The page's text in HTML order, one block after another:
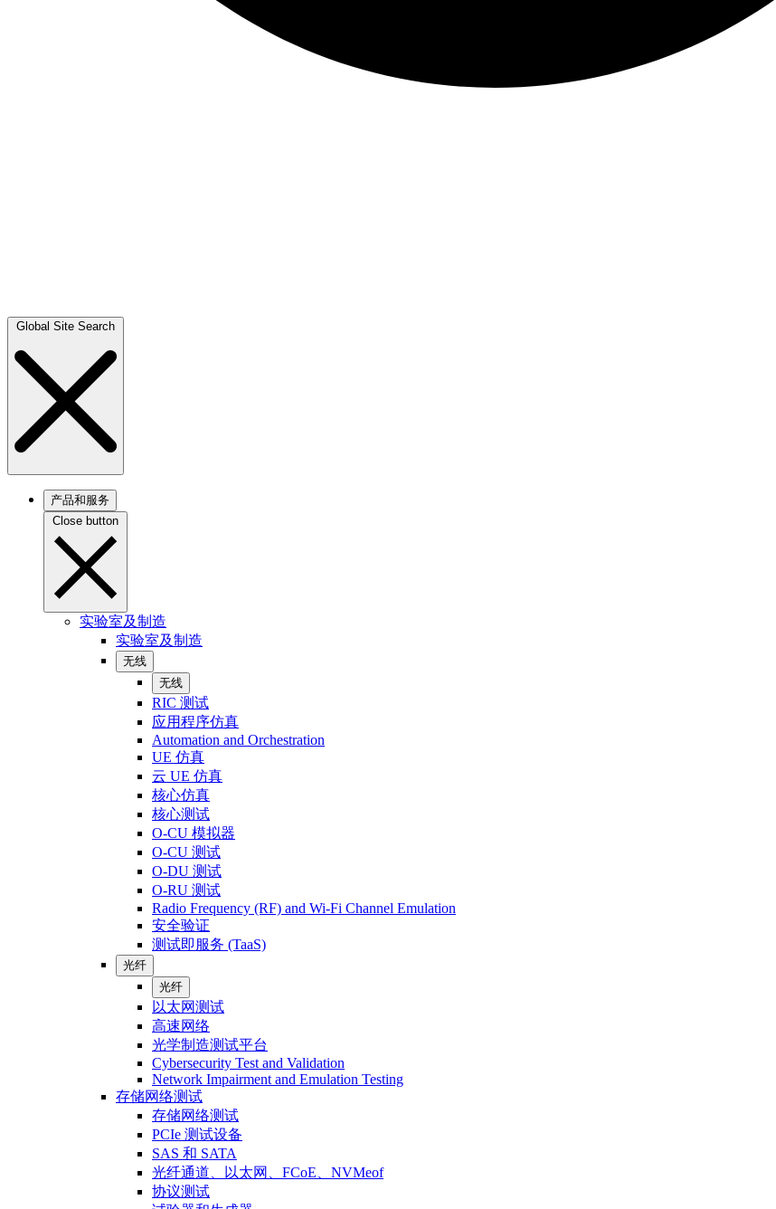
Global Site Search
产品和服务
Close button
实验室及制造
实验室及制造
无线
无线
RIC 测试
应用程序仿真
Automation and Orchestration
UE 仿真
云 UE 仿真
核心仿真
核心测试
O-CU 模拟器
O-CU 测试
O-DU 测试
O-RU 测试
Radio Frequency (RF) and Wi-Fi Channel Emulation
安全验证
测试即服务 (TaaS)
光纤
光纤
以太网测试
高速网络
光学制造测试平台
Cybersecurity Test and Validation
Network Impairment and Emulation Testing
存储网络测试
存储网络测试
PCIe 测试设备
SAS 和 SATA
光纤通道、以太网、FCoE、NVMeof
协议测试